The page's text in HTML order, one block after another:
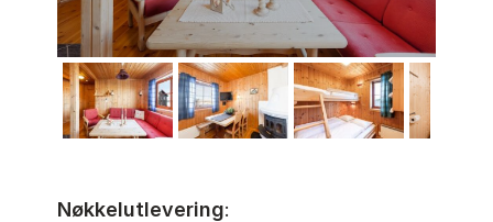
Nøkkelutlevering: